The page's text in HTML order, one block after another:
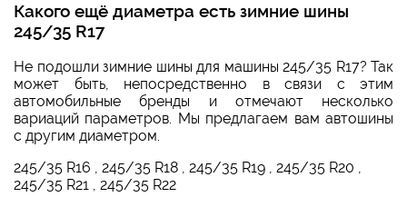
Какого ещё диаметра есть зимние шины
245/35 R17
Не подошли зимние шины для машины 245/35 R17? Так
может быть, непосредственно в связи с этим
автомобильные бренды и отмечают несколько
вариаций параметров. Мы предлагаем вам автошины
с другим диаметром.
245/35 R16 , 245/35 R18 , 245/35 R19 , 245/35 R20 ,
245/35 R21 , 245/35 R22